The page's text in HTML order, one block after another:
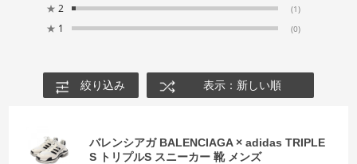
★ 2 (1)
★ 1 (0)
絞り込み 表示：新しい順
バレンシアガ BALENCIAGA × adidas TRIPLE
S トリプルS スニーカー 靴 メンズ